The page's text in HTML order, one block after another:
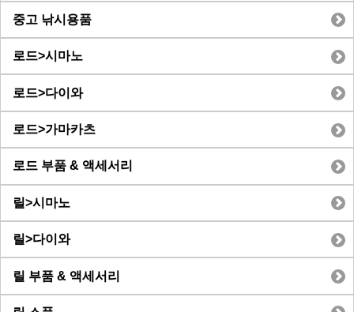
중고 낚시용품
로드>시마노
로드>다이와
로드>가마카츠
로드 부품 & 액세서리
릴>시마노
릴>다이와
릴 부품 & 액세서리